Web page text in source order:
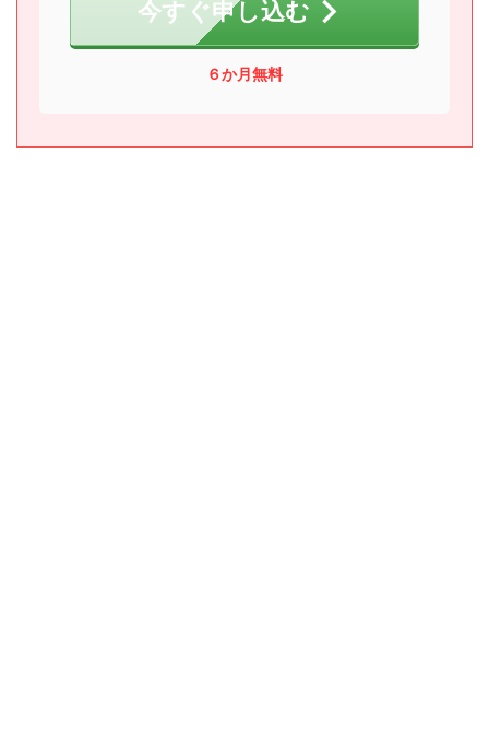
今すぐ申し込む
６か月無料